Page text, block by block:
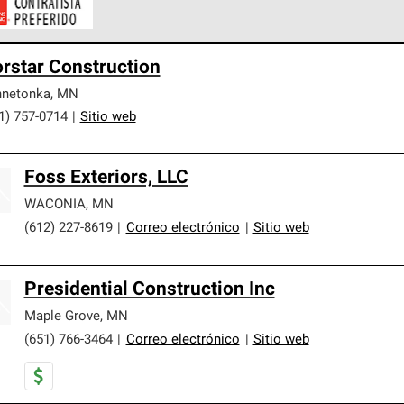
con altos estándares y requisitos estrictos de
Construction
, MN
757-0714
Sitio web
Foss Exteriors, LLC
WACONIA, MN
(612) 227-8619
Correo electrónico Sitio web
Presidential Construction Inc
Maple Grove, MN
(651) 766-3464
Correo electrónico Sitio web